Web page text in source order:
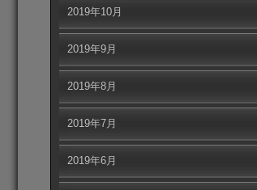
2019年10月
2019年9月
2019年8月
2019年7月
2019年6月